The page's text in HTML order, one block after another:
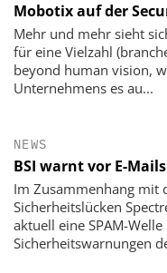
Mobotix auf der
Mehr und mehr sieht
für eine Vielzahl
beyond human vision,
Unternehmens es au...
NEWS
BSI warnt vor E-
Im Zusammenhang mit
Sicherheitslücken
aktuell eine SPAM-
Sicherheitswarnungen